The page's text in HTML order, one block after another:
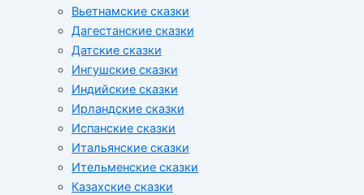
Вьетнамские сказки
Дагестанские сказки
Датские сказки
Ингушские сказки
Индийские сказки
Ирландские сказки
Испанские сказки
Итальянские сказки
Ительменские сказки
Казахские сказки